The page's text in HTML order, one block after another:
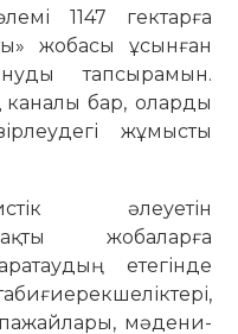
1147 гектарға
жобасы ұсынған
тапсырамын.
бар, оларды
жұмысты
әлеуетін
жобаларға
етегінде
мәдени-